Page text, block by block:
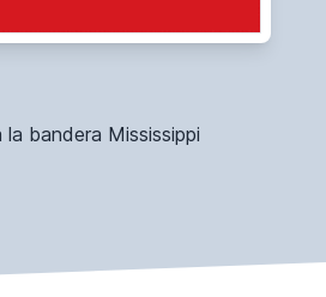
la bandera Mississippi